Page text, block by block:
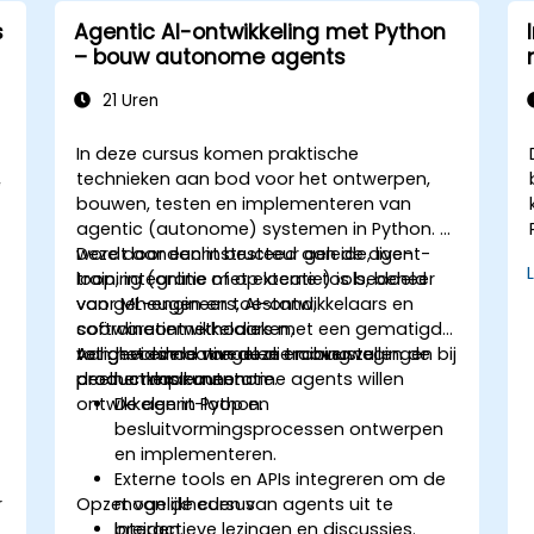
Agentic AI-ontwikkeling met Python
– bouw autonome agents
21 Uren
In deze cursus komen praktische
technieken aan bod voor het ontwerpen,
bouwen, testen en implementeren van
agentic (autonome) systemen in Python. Er
wordt aandacht besteed aan de agent-
loop, integratie met externe tools, beheer
van geheugen en toestand,
coördinatiemethodieken,
veiligheidsmaatregelen en overwegingen bij
productimplementatie.
Deze door een instructeur geleide, live-
training (online of op locatie) is bedoeld
voor ML-engineers, AI-ontwikkelaars en
softwareontwikkelaars met een gematigd
tot gevorderd niveau die robuuste,
productklaar autonome agents willen
ontwikkelen in Python.
Aan het einde van deze training zullen de
deelnemers kunnen:
De agent-loop en
besluitvormingsprocessen ontwerpen
en implementeren.
Externe tools en APIs integreren om de
mogelijkheden van agents uit te
breiden.
Opzet van de cursus
Interactieve lezingen en discussies.